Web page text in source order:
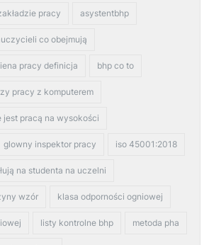
pracy asystentbhp
co obejmują
pracy definicja bhp co to
pracy z komputerem
pracą na wysokości
glowny inspektor pracy iso 45001:2018
na studenta na uczelni
wzór klasa odporności ogniowej
listy kontrolne bhp metoda pha